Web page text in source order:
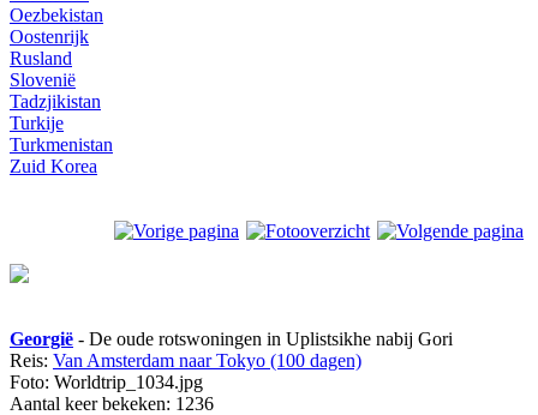
Oezbekistan
Oostenrijk
Rusland
Slovenië
Tadzjikistan
Turkije
Turkmenistan
Zuid Korea
Georgië - De oude rotswoningen in Uplistsikhe nabij Gori
Reis: Van Amsterdam naar Tokyo (100 dagen)
Foto: Worldtrip_1034.jpg
Aantal keer bekeken: 1236